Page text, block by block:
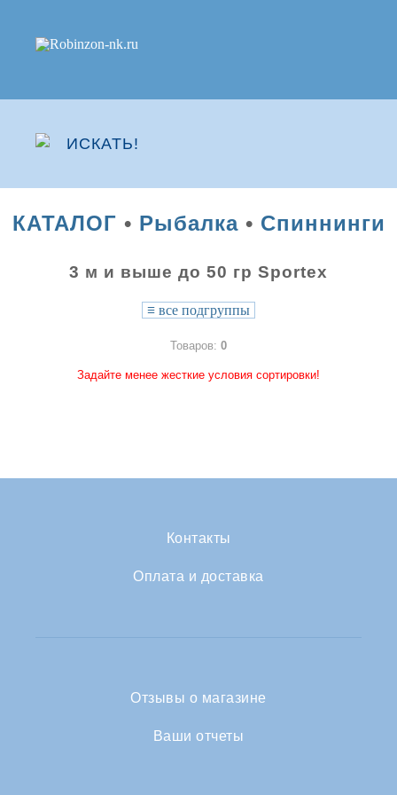
КАТАЛОГ • Рыбалка• Спиннинги
3 м и выше до 50 гр Sportex
≡ все подгруппы
Товаров: 0
Задайте менее жесткие условия сортировки!
Контакты
Оплата и доставка
Отзывы о магазине
Ваши отчеты